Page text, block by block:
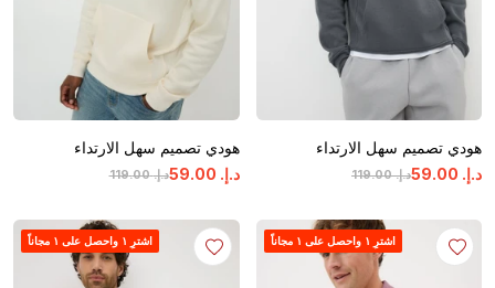
هودي تصميم سهل الارتداء
د.إ.‏
119.00 د.إ. 59.00
هودي تصميم سهل الارتداء
د.إ.‏
119.00 د.إ. 59.00
اشترِ ١ واحصل على ١ مجاناً اشترِ ١ واحصل على ١ مجاناً